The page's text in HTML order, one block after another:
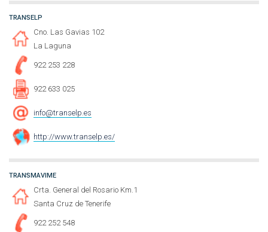
TRANSELP
Cno. Las Gavias 102
La Laguna
922 253 228
922 633 025
info@transelp.es
http://www.transelp.es/
TRANSMAVIME
Crta. General del Rosario Km.1
Santa Cruz de Tenerife
922 252 548